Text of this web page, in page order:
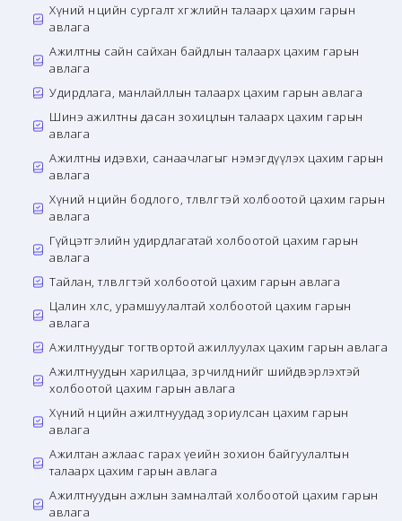
Хүний нөөцийн сургалт хөгжлийн талаарх цахим гарын
авлага
Ажилтны сайн сайхан байдлын талаарх цахим гарын
авлага
Удирдлага, манлайллын талаарх цахим гарын авлага
Шинэ ажилтны дасан зохицлын талаарх цахим гарын
авлага
Ажилтны идэвхи, санаачлагыг нэмэгдүүлэх цахим гарын
авлага
Хүний нөөцийн бодлого, төлөвлөгөөтэй холбоотой цахим гарын
авлага
Гүйцэтгэлийн удирдлагатай холбоотой цахим гарын
авлага
Тайлан, төлөвлөгөөтэй холбоотой цахим гарын авлага
Цалин хөлс, урамшуулалтай холбоотой цахим гарын
авлага
Ажилтнуудыг тогтвортой ажиллуулах цахим гарын авлага
Ажилтнуудын харилцаа, зөрчилдөөнийг шийдвэрлэхтэй
холбоотой цахим гарын авлага
Хүний нөөцийн ажилтнуудад зориулсан цахим гарын
авлага
Ажилтан ажлаас гарах үеийн зохион байгуулалтын
талаарх цахим гарын авлага
Ажилтнуудын ажлын замналтай холбоотой цахим гарын
авлага